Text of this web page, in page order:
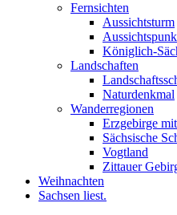
Fernsichten
Aussichtsturm
Königlich-
Landschaften
Naturdenkmal
Wanderregionen
Erzgebirge
Sächsische
Vogtland
Zittauer
Weihnachten
Sachsen liest.